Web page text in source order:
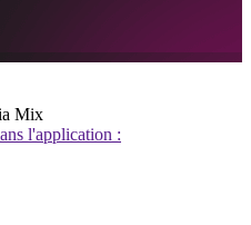
Mix
l'application :